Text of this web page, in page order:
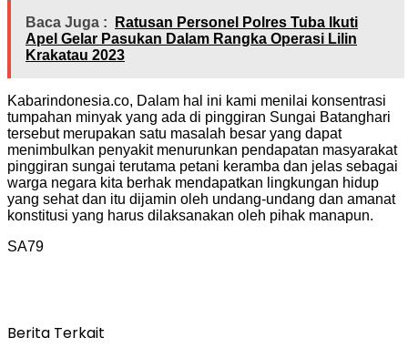
Baca Juga :
Ratusan Personel Polres Tuba Ikuti
Apel Gelar Pasukan Dalam Rangka Operasi Lilin
Krakatau 2023
Kabarindonesia.co, Dalam hal ini kami menilai konsentrasi
tumpahan minyak yang ada di pinggiran Sungai Batanghari
tersebut merupakan satu masalah besar yang dapat
menimbulkan penyakit menurunkan pendapatan masyarakat
pinggiran sungai terutama petani keramba dan jelas sebagai
warga negara kita berhak mendapatkan lingkungan hidup
yang sehat dan itu dijamin oleh undang-undang dan amanat
konstitusi yang harus dilaksanakan oleh pihak manapun.
SA79
Berita Terkait